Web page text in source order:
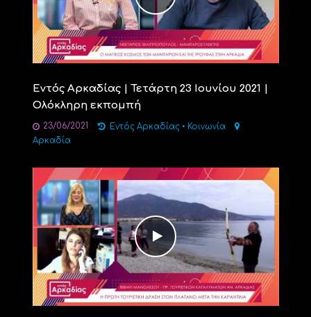
Εντός Αρκαδίας | Τετάρτη 23 Ιουνίου 2021 |
Ολόκληρη εκπομπή
23/06/2021 Εντός Αρκαδίας • Κοινωνία
Αρκαδία